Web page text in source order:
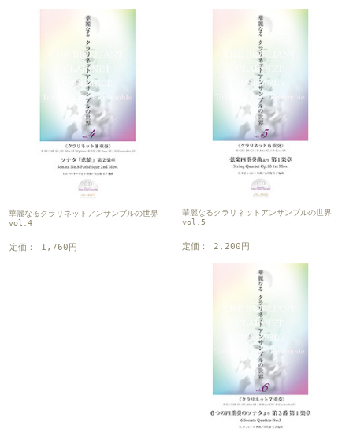
華麗なるクラリネットアンサンブルの世界
vol.4
定価： 1,760円
華麗なるクラリネットアンサンブルの世界
vol.5
定価： 2,200円